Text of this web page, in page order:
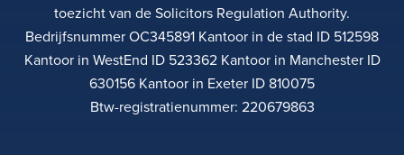
toezicht van de Solicitors Regulation Authority.
Bedrijfsnummer OC345891 Kantoor in de stad ID 512598
Kantoor in WestEnd ID 523362 Kantoor in Manchester ID
630156 Kantoor in Exeter ID 810075
Btw-registratienummer: 220679863